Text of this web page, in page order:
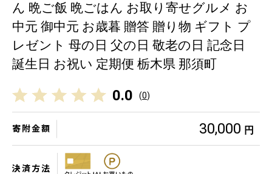
ん 晩ご飯 晩ごはん お取り寄せグルメ お
中元 御中元 お歳暮 贈答 贈り物 ギフト プ
レゼント 母の日 父の日 敬老の日 記念日
誕生日 お祝い 定期便 栃木県 那須町
0.0 (0)
寄附金額 30,000 円
決済方法